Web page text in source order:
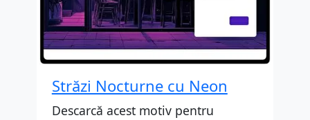
Străzi Nocturne cu Neon
Descarcă acest motiv pentru